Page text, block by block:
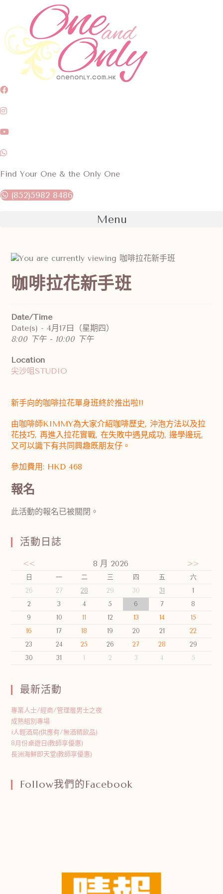
content
Find Your One & the Only One
(852)5982 8486
Menu
咖啡拉花新手班
Date/Time
Date(s) - 4月17曰（星期四）
8:00 下午 - 10:00 下午
Location
尖沙咀STUDIO
新手向的咖啡拉花單身班終於推出啦!!
由咖啡師KIMMY為大家介紹咖啡歷史, 沖泡方法以及拉
花技巧, 再進入拉花實戰, 在失敗中遇見成功, 邊學邊玩,
又可以識下有共同興趣既朋友仔。
參加費用: HKD 468
報名
此活動的報名已被關閉。
活動日誌
<< 8 月 2026 >>
日 一 二 三 四 五
六
26
27 28 29 30 31
1
2
3 4 5 6 7
8
9
10 11 12 13 14
15
16
17 18 19 20 21
22
23
24 25 26 27 28
29
30
31 1 2 3 4 5
最新活動
專業人士/經商/管理層男士之夜
成熟組別專場
i人輕酒局(供應有/無酒精飲品)
8月份桌遊日(教師享優惠)
長洲海鮮即天堂(教師享優惠)
Follow我們的Facebook